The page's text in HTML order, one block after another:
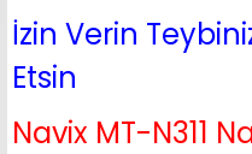
İzin Verin
Etsin
Navix MT-N311